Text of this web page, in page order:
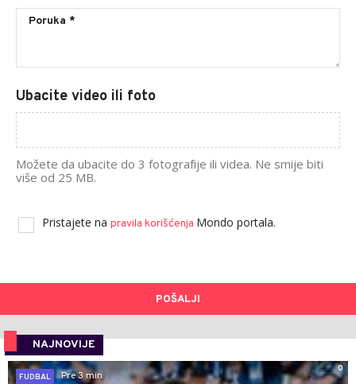
Ubacite video ili foto
Možete da ubacite do 3 fotografije ili videa. Ne smije biti
više od 25 MB.
Pristajete na pravila korišćenja Mondo portala.
POŠALJI
NAJNOVIJE
0
FUDBAL
Pre 3 min